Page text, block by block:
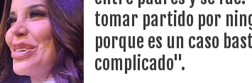
tomar partido por
porque es un caso
complicado".